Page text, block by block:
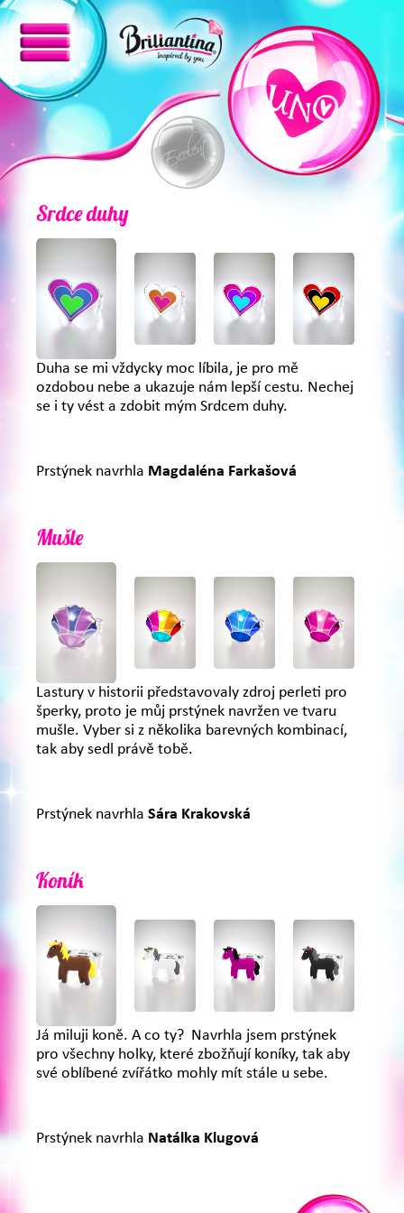
Srdce duhy
Duha se mi vždycky moc líbila, je pro mě
ozdobou nebe a ukazuje nám lepší cestu. Nechej
se i ty vést a zdobit mým Srdcem duhy.
Prstýnek navrhla Magdaléna Farkašová
Mušle
Lastury v historii představovaly zdroj perleti pro
šperky, proto je můj prstýnek navržen ve tvaru
mušle. Vyber si z několika barevných kombinací,
tak aby sedl právě tobě.
Prstýnek navrhla Sára Krakovská
Koník
Já miluji koně. A co ty? Navrhla jsem prstýnek
pro všechny holky, které zbožňují koníky, tak aby
své oblíbené zvířátko mohly mít stále u sebe.
Prstýnek navrhla Natálka Klugová